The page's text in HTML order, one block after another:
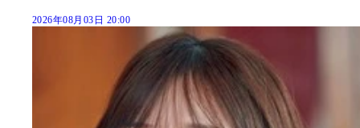
2026年08月03日 20:00